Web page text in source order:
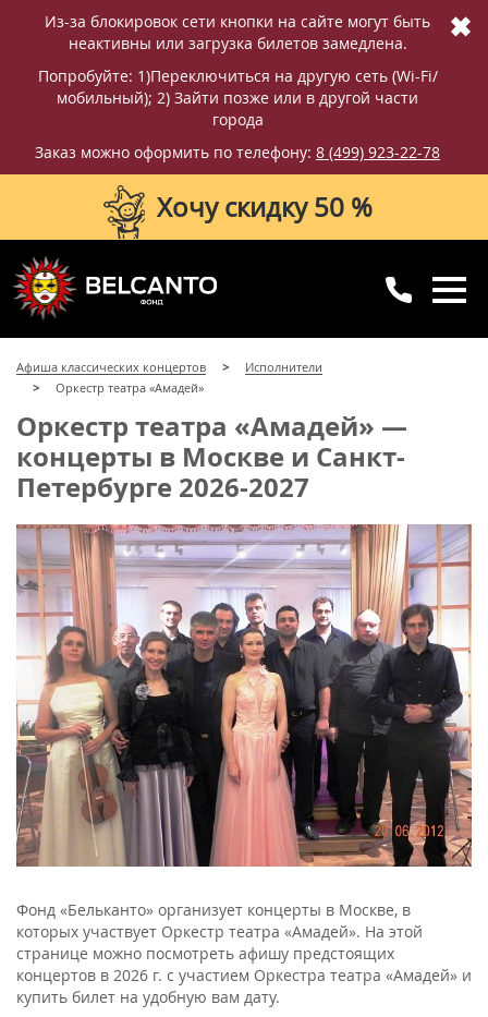
Из-за блокировок сети кнопки на сайте могут быть
неактивны или загрузка билетов замедлена.
Попробуйте: 1)Переключиться на другую сеть (Wi-Fi/
мобильный); 2) Зайти позже или в другой части
города
Заказ можно оформить по телефону: 8 (499) 923-22-78
✖
Хочу скидку 50 %
8 (499) 923-22-78
с 10:00 до 20:00
Афиша классических концертов
Исполнители
Оркестр театра «Амадей»
Оркестр театра «Амадей» —
концерты в Москве и Санкт-
Петербурге 2026-2027
Фонд «Бельканто» организует концерты в Москве, в
которых участвует Оркестр театра «Амадей». На этой
странице можно посмотреть афишу предстоящих
концертов в 2026 г. с участием Оркестра театра «Амадей» и
купить билет на удобную вам дату.